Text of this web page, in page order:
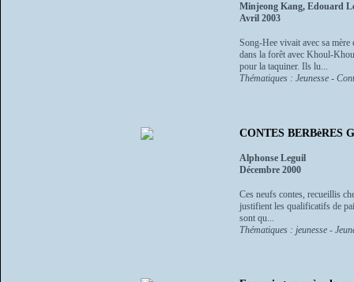
Minjeong Kang, Edouard
Avril 2003
Song-Hee vivait avec sa
dans la forêt avec Khoul-
pour la taquiner. Ils lu...
Thématiques : Jeunesse -
CONTES BERBèRES
Alphonse Leguil
Décembre 2000
Ces neufs contes, recueillis
justifient les qualificatifs de
sont qu...
Thématiques : jeunesse -